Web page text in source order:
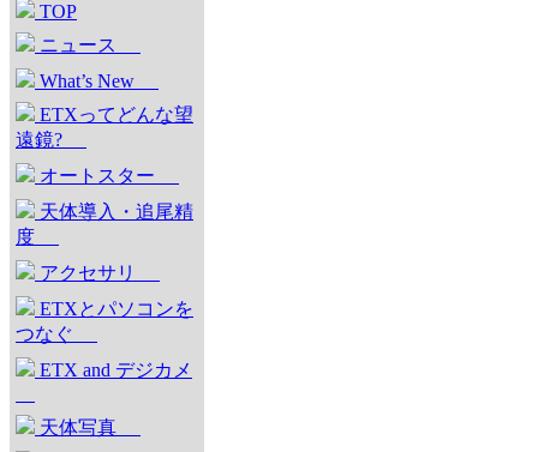
TOP
ニュース
What’s New
ETXってどんな望
遠鏡?
オートスター
天体導入・追尾精
度
アクセサリ
ETXとパソコンを
つなぐ
ETX and デジカメ
天体写真